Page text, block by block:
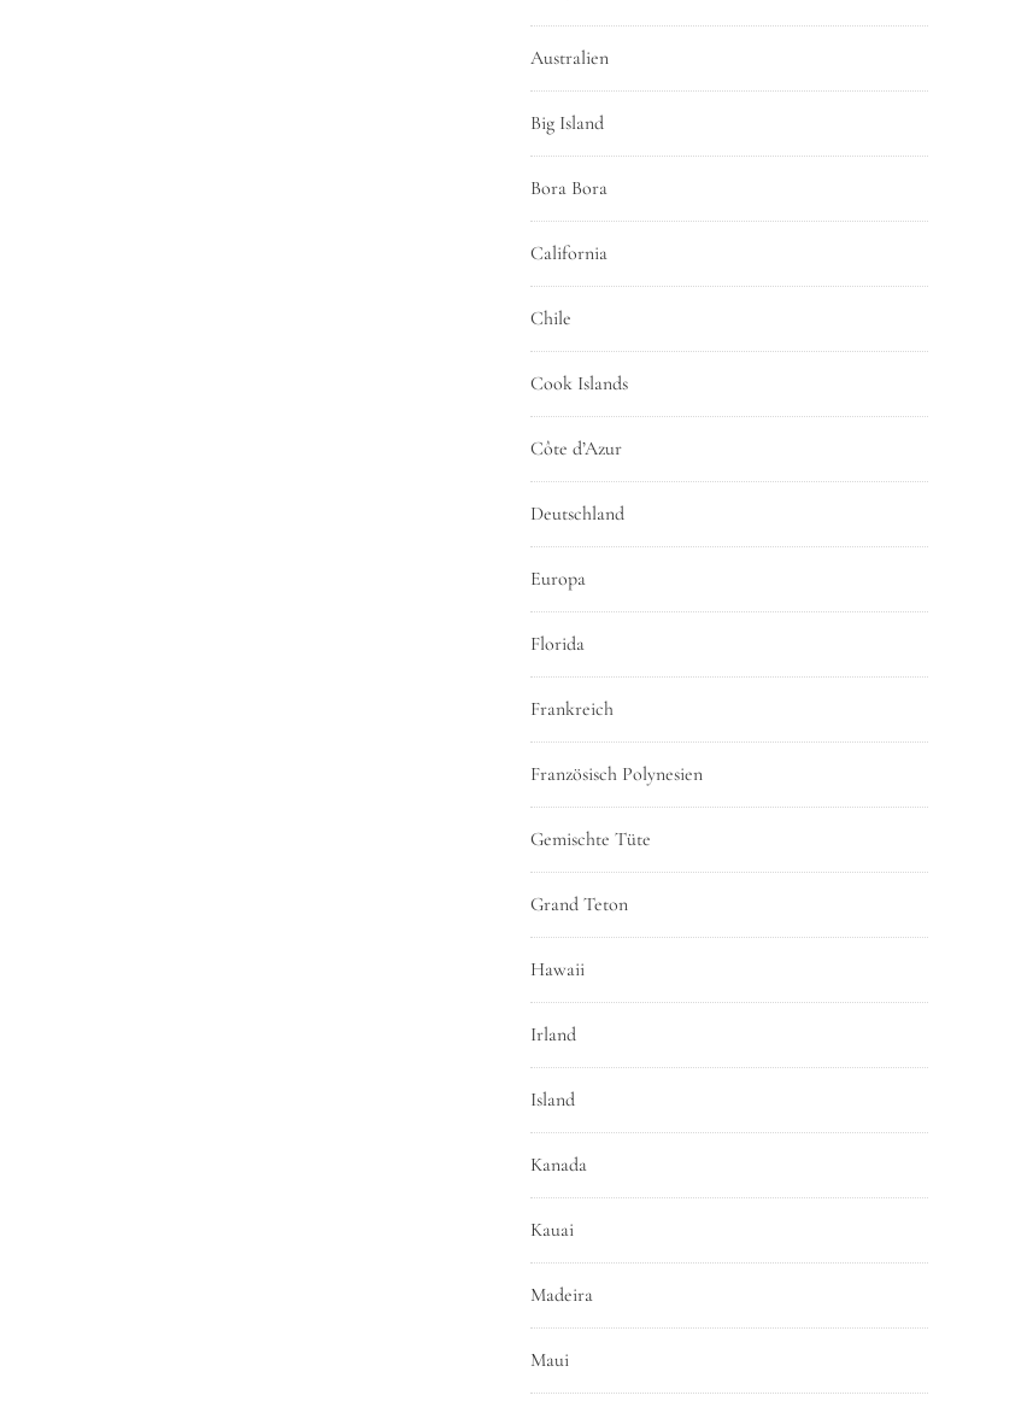
Australien
Big Island
Bora Bora
California
Chile
Cook Islands
Côte d’Azur
Deutschland
Europa
Florida
Frankreich
Französisch Polynesien
Gemischte Tüte
Grand Teton
Hawaii
Irland
Island
Kanada
Kauai
Madeira
Maui